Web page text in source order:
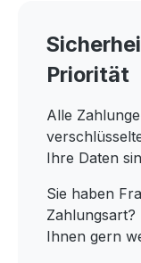
Priorität
Alle
Ihre Daten
Sie haben
Ihnen gern